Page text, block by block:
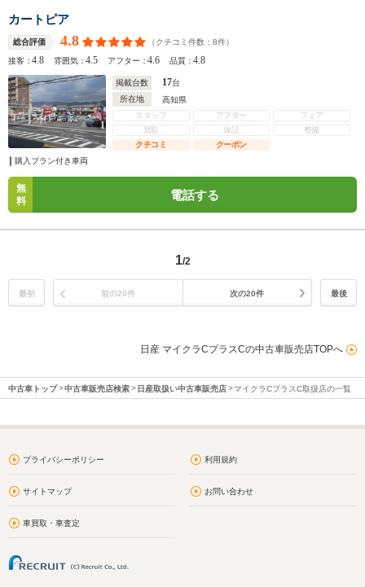
カートピア
総合評価 4.8 （クチコミ件数： 8件）
接客：4.8 雰囲気：4.5 アフター：4.6 品質：4.8
掲載台数 17台
所在地
高知県
スタッフ
アフター
フェア
買取
保証
整備
クチコミ
クーポン
購入プラン付き車両
無
料
電話する
1/2
最初 前の20件 次の20件 最後
日産 マイクラCプラスCの中古車販売店TOPへ
中古車トップ 中古車販売店検索 日産取扱い中古車販売店 マイクラCプラスC取扱店の一覧
プライバシーポリシー 利用規約
サイトマップ お問い合わせ
車買取・車査定